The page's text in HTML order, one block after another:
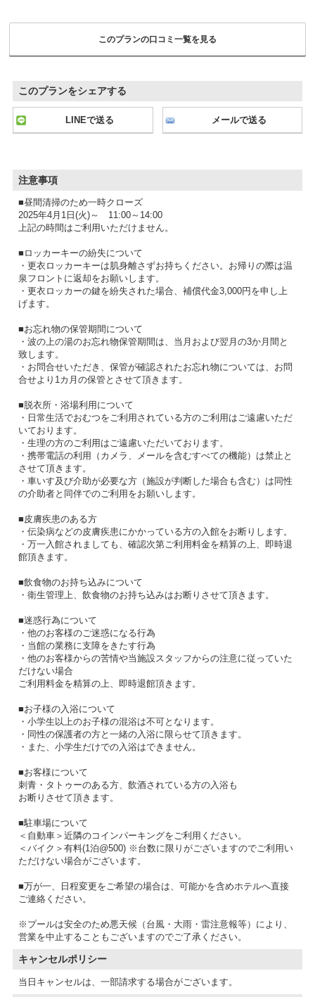
このプランの口コミ一覧を見る
このプランをシェアする
LINEで送る メールで送る
注意事項
■昼間清掃のため一時クローズ
2025年4月1日(火)～ 11:00～14:00
上記の時間はご利用いただけません。
■ロッカーキーの紛失について
・更衣ロッカーキーは肌身離さずお持ちください。お帰りの際は温
泉フロントに返却をお願いします。
・更衣ロッカーの鍵を紛失された場合、補償代金3,000円を申し上
げます。
■お忘れ物の保管期間について
・波の上の湯のお忘れ物保管期間は、当月および翌月の3か月間と
致します。
・お問合せいただき、保管が確認されたお忘れ物については、お問
合せより1カ月の保管とさせて頂きます。
■脱衣所・浴場利用について
・日常生活でおむつをご利用されている方のご利用はご遠慮いただ
いております。
・生理の方のご利用はご遠慮いただいております。
・携帯電話の利用（カメラ、メールを含むすべての機能）は禁止と
させて頂きます。
・車いす及び介助が必要な方（施設が判断した場合も含む）は同性
の介助者と同伴でのご利用をお願いします。
■皮膚疾患のある方
・伝染病などの皮膚疾患にかかっている方の入館をお断りします。
・万一入館されましても、確認次第ご利用料金を精算の上、即時退
館頂きます。
■飲食物のお持ち込みについて
・衛生管理上、飲食物のお持ち込みはお断りさせて頂きます。
■迷惑行為について
・他のお客様のご迷惑になる行為
・当館の業務に支障をきたす行為
・他のお客様からの苦情や当施設スタッフからの注意に従っていた
だけない場合
ご利用料金を精算の上、即時退館頂きます。
■お子様の入浴について
・小学生以上のお子様の混浴は不可となります。
・同性の保護者の方と一緒の入浴に限らせて頂きます。
・また、小学生だけでの入浴はできません。
■お客様について
刺青・タトゥーのある方、飲酒されている方の入浴も
お断りさせて頂きます。
■駐車場について
＜自動車＞近隣のコインパーキングをご利用ください。
＜バイク＞有料(1泊@500) ※台数に限りがございますのでご利用い
ただけない場合がございます。
■万が一、日程変更をご希望の場合は、可能かを含めホテルへ直接
ご連絡ください。
※プールは安全のため悪天候（台風・大雨・雷注意報等）により、
営業を中止することもございますのでご了承ください。
キャンセルポリシー
当日キャンセルは、一部請求する場合がございます。